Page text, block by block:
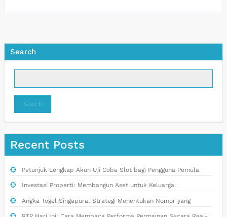
Search
Search
Recent Posts
Petunjuk Lengkap Akun Uji Coba Slot bagi Pengguna Pemula
Investasi Properti: Membangun Aset untuk Keluarga.
Angka Togel Singapura: Strategi Menentukan Nomor yang